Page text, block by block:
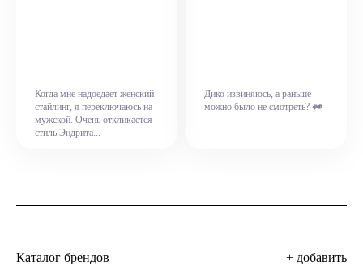
Когда мне надоедает женский
стайлинг, я переключаюсь на
мужской. Очень откликается
стиль Эндрита...
Дико извиняюсь, а раньше
можно было не смотреть? 👀
Каталог брендов + добавить